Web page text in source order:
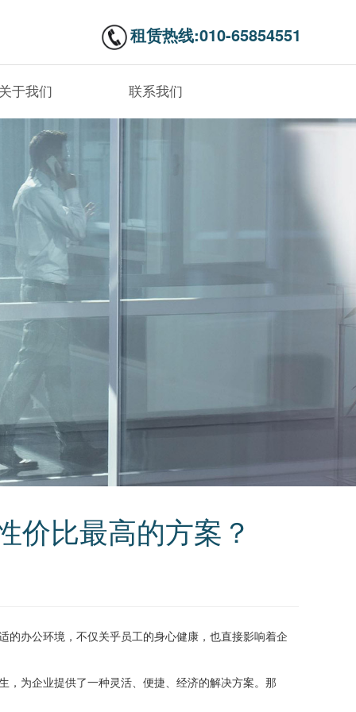
租赁热线:010-65854551
于我们 联系我们
价比最高的方案？
办公环境，不仅关乎员工的身心健康，也直接影响着企
，为企业提供了一种灵活、便捷、经济的解决方案。那